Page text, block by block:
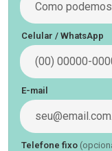
Celular / WhatsApp
E-mail
Telefone fixo